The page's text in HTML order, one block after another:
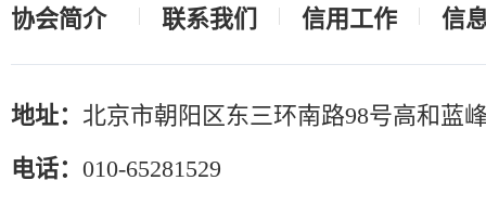
协会简介 联系我们 信用工作 信
地址： 北京市朝阳区东三环南路98号高和蓝
电话： 010-65281529